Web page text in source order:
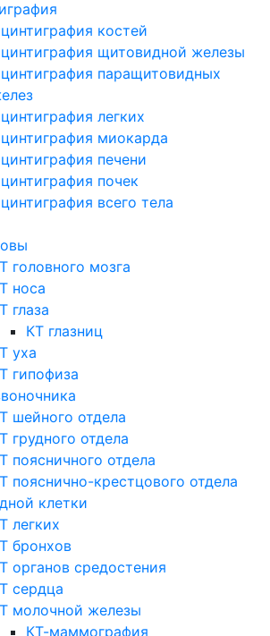
костей
щитовидной железы
паращитовидных
легких
миокарда
печени
почек
всего тела
головного мозга
носа
глаза
КТ глазниц
уха
гипофиза
шейного отдела
грудного отдела
поясничного отдела
пояснично-крестцового отдела
клетки
легких
бронхов
органов средостения
сердца
молочной железы
КТ-маммография